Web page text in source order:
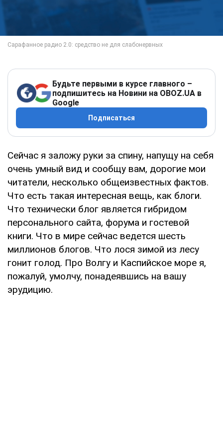
Будьте первыми в курсе главного –
подпишитесь на Новини на OBOZ.UA в
Google
Подписаться
Сейчас я заложу руки за спину, напущу на себя
очень умный вид и сообщу вам, дорогие мои
читатели, несколько общеизвестных фактов.
Что есть такая интересная вещь, как блоги.
Что технически блог является гибридом
персонального сайта, форума и гостевой
книги. Что в мире сейчас ведется шесть
миллионов блогов. Что лося зимой из лесу
гонит голод. Про Волгу и Каспийское море я,
пожалуй, умолчу, понадеявшись на вашу
эрудицию.